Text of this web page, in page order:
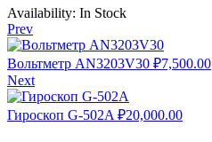
Availability: In Stock
Prev
Вольтметр AN3203V30 ₽7,500.00
Next
Гироскоп G-502A ₽20,000.00